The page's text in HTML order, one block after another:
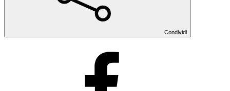
Condividi